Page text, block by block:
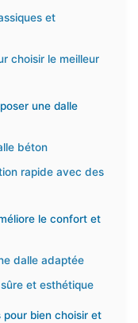
et
choisir le meilleur
une dalle
béton
rapide avec des
le confort et
dalle adaptée
et esthétique
bien choisir et